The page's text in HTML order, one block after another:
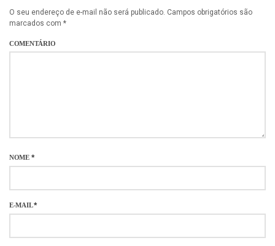
O seu endereço de e-mail não será publicado. Campos obrigatórios são
marcados com *
COMENTÁRIO
NOME *
E-MAIL*